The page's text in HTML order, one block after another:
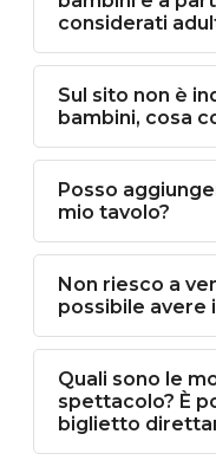
considerati
Sul sito non è
bambini, cosa
Posso
mio tavolo?
Non riesco a
possibile avere
Quali sono le
spettacolo? È
biglietto